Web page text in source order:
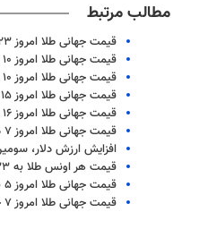
مطالب مرتبط
قیمت جهانی طلا امروز ۲۳ آذر؛ طلا صعود کرد
قیمت جهانی طلا امروز ۱۰ بهمن؛ انس طلا کاهشی شد
قیمت جهانی طلا امروز ۱۰ دی؛ طلا در مسیر صعود
قیمت جهانی طلا امروز ۱۵ بهمن؛ افت نامحسوس نرخ طلا
قیمت جهانی طلا امروز ۱۶ بهمن؛ طلا رشد کرد
قیمت جهانی طلا امروز ۷ دی؛ طلا صعود کرد
افزایش ارزش دلار،
قیمت هر اونس طلا به ۲۳۳۳ دلار رسید
قیمت جهانی طلا امروز ۵ بهمن؛ روند صعودی نرخ طلا
قیمت جهانی طلا امروز ۷ خرداد؛ طلا کاهشی شد